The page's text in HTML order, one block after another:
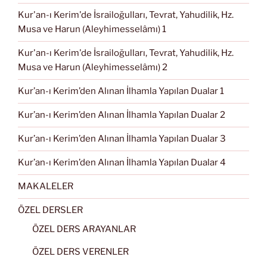
Kur'an-ı Kerim'de İsrailoğulları, Tevrat, Yahudilik, Hz.
Musa ve Harun (Aleyhimesselâmı) 1
Kur'an-ı Kerim'de İsrailoğulları, Tevrat, Yahudilik, Hz.
Musa ve Harun (Aleyhimesselâmı) 2
Kur’an-ı Kerim’den Alınan İlhamla Yapılan Dualar 1
Kur’an-ı Kerim’den Alınan İlhamla Yapılan Dualar 2
Kur’an-ı Kerim’den Alınan İlhamla Yapılan Dualar 3
Kur’an-ı Kerim’den Alınan İlhamla Yapılan Dualar 4
MAKALELER
ÖZEL DERSLER
ÖZEL DERS ARAYANLAR
ÖZEL DERS VERENLER